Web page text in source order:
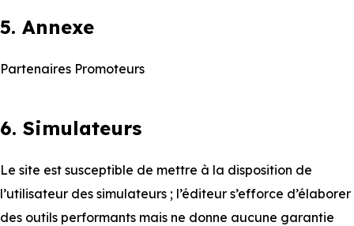
5. Annexe
Partenaires Promoteurs
6. Simulateurs
Le site est susceptible de mettre à la disposition de
l’utilisateur des simulateurs ; l’éditeur s’efforce d’élaborer
des outils performants mais ne donne aucune garantie